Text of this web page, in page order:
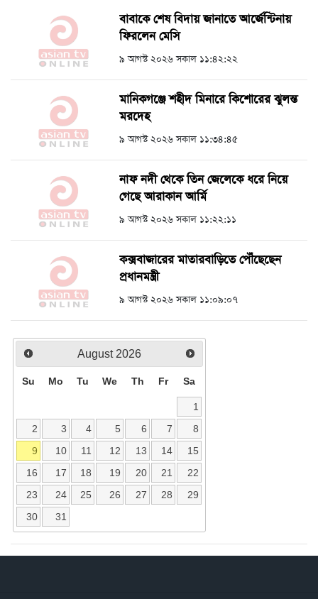
বাবাকে শেষ বিদায় জানাতে আর্জেন্টিনায়
ফিরলেন মেসি
৯ আগস্ট ২০২৬ সকাল ১১:৪২:২২
মানিকগঞ্জে শহীদ মিনারে কিশোরের ঝুলন্ত
মরদেহ
৯ আগস্ট ২০২৬ সকাল ১১:৩৪:৪৫
নাফ নদী থেকে তিন জেলেকে ধরে নিয়ে
গেছে আরাকান আর্মি
৯ আগস্ট ২০২৬ সকাল ১১:২২:১১
কক্সবাজারের মাতারবাড়িতে পৌঁছেছেন
প্রধানমন্ত্রী
৯ আগস্ট ২০২৬ সকাল ১১:০৯:০৭
August 2026
Su Mo Tu We Th Fr Sa
1
2
3 4 5 6 7
8
9
10 11 12 13 14
15
16
17 18 19 20 21
22
23
24 25 26 27 28
29
30
31